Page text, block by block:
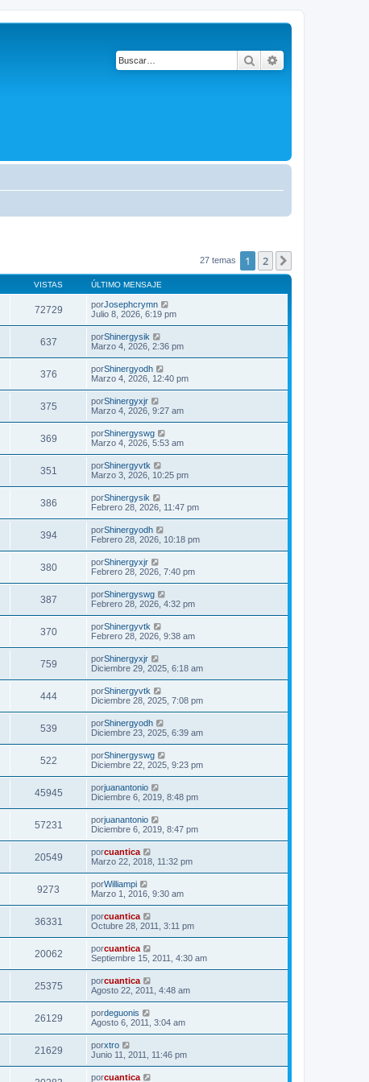
Buscar
27 temas 1 2
VISTAS ÚLTIMO MENSAJE
72729 porJosephcrymn
Julio 8, 2026, 6:19 pm
637 porShinergysik
Marzo 4, 2026, 2:36 pm
376 porShinergyodh
Marzo 4, 2026, 12:40 pm
375 porShinergyxjr
Marzo 4, 2026, 9:27 am
369 porShinergyswg
Marzo 4, 2026, 5:53 am
351 porShinergyvtk
Marzo 3, 2026, 10:25 pm
386 porShinergysik
Febrero 28, 2026, 11:47 pm
394 porShinergyodh
Febrero 28, 2026, 10:18 pm
380 porShinergyxjr
Febrero 28, 2026, 7:40 pm
387 porShinergyswg
Febrero 28, 2026, 4:32 pm
370 porShinergyvtk
Febrero 28, 2026, 9:38 am
759 porShinergyxjr
Diciembre 29, 2025, 6:18 am
444 porShinergyvtk
Diciembre 28, 2025, 7:08 pm
539 porShinergyodh
Diciembre 23, 2025, 6:39 am
522 porShinergyswg
Diciembre 22, 2025, 9:23 pm
45945 porjuanantonio
Diciembre 6, 2019, 8:48 pm
57231 porjuanantonio
Diciembre 6, 2019, 8:47 pm
20549 porcuantica
Marzo 22, 2018, 11:32 pm
9273 porWilliampi
Marzo 1, 2016, 9:30 am
36331 porcuantica
Octubre 28, 2011, 3:11 pm
20062 porcuantica
Septiembre 15, 2011, 4:30 am
25375 porcuantica
Agosto 22, 2011, 4:48 am
26129 pordeguonis
Agosto 6, 2011, 3:04 am
21629 porxtro
Junio 11, 2011, 11:46 pm
porcuantica